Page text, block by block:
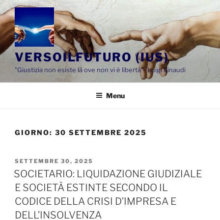
Salta
al
contenuto
VERSOILFUTURO (IUS)
"Giustizia non esiste là ove non vi è libertà"- Luigi Einaudi
Menu
GIORNO: 30 SETTEMBRE 2025
PUBBLICATO
IL
SETTEMBRE 30, 2025
SOCIETARIO: LIQUIDAZIONE GIUDIZIALE
E SOCIETÀ ESTINTE SECONDO IL
CODICE DELLA CRISI D’IMPRESA E
DELL’INSOLVENZA